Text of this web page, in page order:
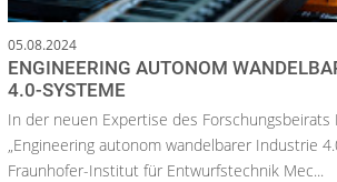
05.08.2024
ENGINEERING AUTONOM
4.0-SYSTEME
In der neuen Expertise des Forschungsbeirats
„Engineering autonom wandelbarer Industrie
Fraunhofer-Institut für Entwurfstechnik Mec...